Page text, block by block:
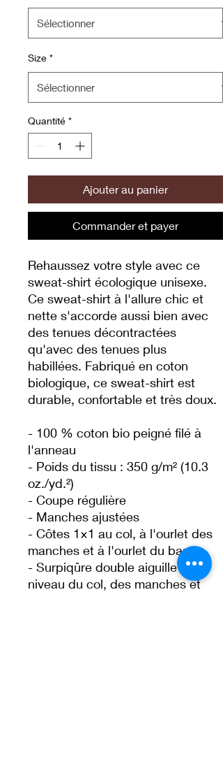
Size *
Quantité *
Ajouter au panier
Commander et payer
Rehaussez votre style avec ce
sweat-shirt écologique unisexe.
Ce sweat-shirt à l'allure chic et
nette s'accorde aussi bien avec
des tenues décontractées
qu'avec des tenues plus
habillées. Fabriqué en coton
biologique, ce sweat-shirt est
durable, confortable et très doux.
- 100 % coton bio peigné filé à
l'anneau
- Poids du tissu : 350 g/m² (10.3
oz./yd.²)
- Coupe régulière
- Manches ajustées
- Côtes 1×1 au col, à l'ourlet des
manches et à l'ourlet du bas
- Surpiqûre double aiguille au
niveau du col, des manches et